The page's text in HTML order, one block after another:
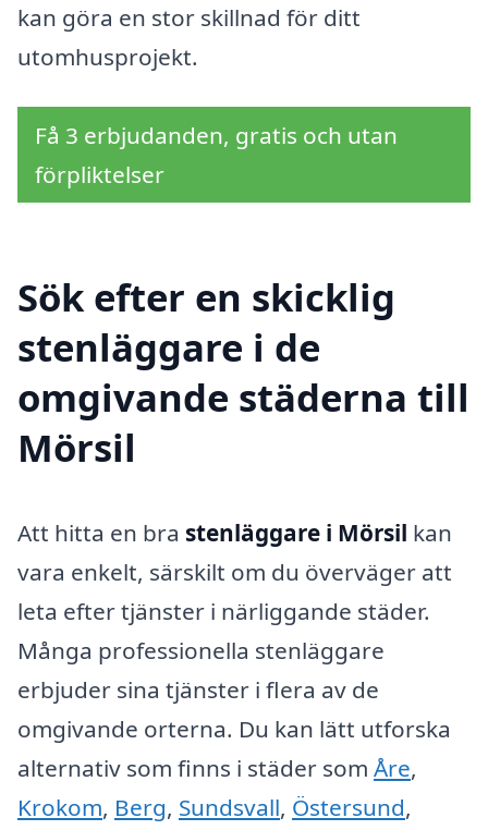
kan göra en stor skillnad för ditt
utomhusprojekt.
Få 3 erbjudanden, gratis och utan
förpliktelser
Sök efter en skicklig
stenläggare i de
omgivande städerna till
Mörsil
Att hitta en bra stenläggare i Mörsil kan
vara enkelt, särskilt om du överväger att
leta efter tjänster i närliggande städer.
Många professionella stenläggare
erbjuder sina tjänster i flera av de
omgivande orterna. Du kan lätt utforska
alternativ som finns i städer som Åre,
Krokom, Berg, Sundsvall, Östersund,